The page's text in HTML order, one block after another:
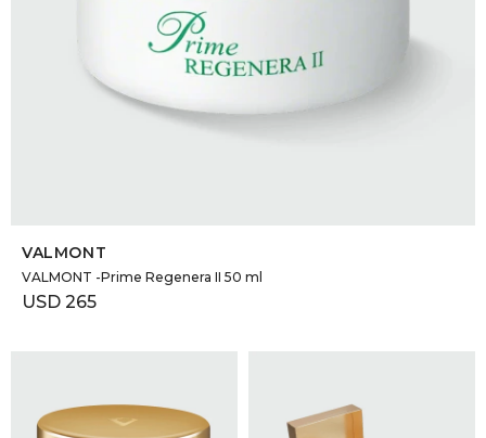
VALMONT
VALMONT -Prime Regenera II 50 ml
USD 265